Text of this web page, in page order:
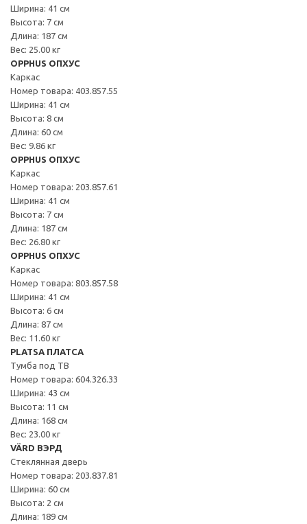
Ширина: 41 см
Высота: 7 см
Длина: 187 см
Вес: 25.00 кг
OPPHUS ОПХУС
Каркас
Номер товара: 403.857.55
Ширина: 41 см
Высота: 8 см
Длина: 60 см
Вес: 9.86 кг
OPPHUS ОПХУС
Каркас
Номер товара: 203.857.61
Ширина: 41 см
Высота: 7 см
Длина: 187 см
Вес: 26.80 кг
OPPHUS ОПХУС
Каркас
Номер товара: 803.857.58
Ширина: 41 см
Высота: 6 см
Длина: 87 см
Вес: 11.60 кг
PLATSA ПЛАТСА
Тумба под ТВ
Номер товара: 604.326.33
Ширина: 43 см
Высота: 11 см
Длина: 168 см
Вес: 23.00 кг
VÄRD ВЭРД
Стеклянная дверь
Номер товара: 203.837.81
Ширина: 60 см
Высота: 2 см
Длина: 189 см